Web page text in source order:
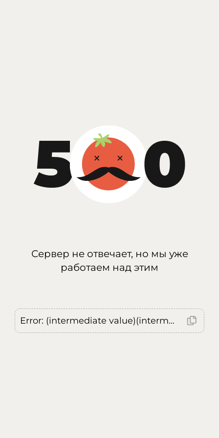
Сервер не отвечает, но мы уже
работаем над этим
Error: (intermediate value)(intermediate value)(intermediate value).replaceAll is not a function